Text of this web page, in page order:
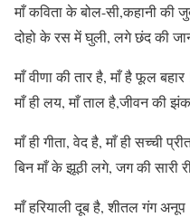
माँ कविता के बोल-सी,कहानी की
दोहो के रस में घुली, लगे छंद की
माँ वीणा की तार है, माँ है फूल बहार
माँ ही लय, माँ ताल है,जीवन की
माँ ही गीता, वेद है, माँ ही सच्ची
बिन माँ के झूठी लगे, जग की सारी
माँ हरियाली दूब है, शीतल गंग अनूप